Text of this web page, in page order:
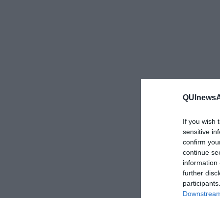
If you wish
sensitive
confirm
continue
information
further